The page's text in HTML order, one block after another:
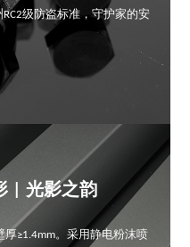
级防盗标准，守护家的安
| 光影之韵
≥1.4mm。采用静电粉沫喷